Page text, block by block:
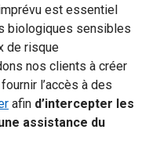
est essentiel
biologiques sensibles
de risque
nos clients à créer
l’accès à des
afin d’intercepter les
assistance du